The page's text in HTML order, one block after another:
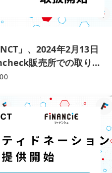
」、2024年2月13日
販売所での取り扱